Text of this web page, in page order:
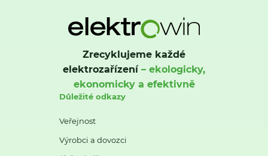
Zrecyklujeme každé
elektrozařízení– ekologicky,
ekonomicky a efektivně
Důležité odkazy
Veřejnost
Výrobci a dovozci